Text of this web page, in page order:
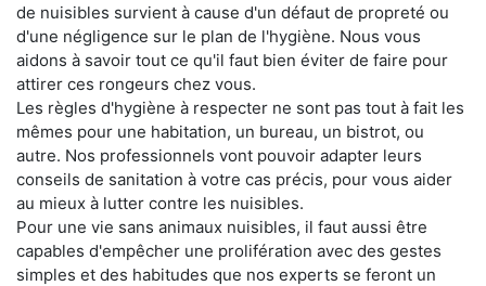
de nuisibles survient à cause d'un défaut de propreté ou
d'une négligence sur le plan de l'hygiène. Nous vous
aidons à savoir tout ce qu'il faut bien éviter de faire pour
attirer ces rongeurs chez vous.
Les règles d'hygiène à respecter ne sont pas tout à fait les
mêmes pour une habitation, un bureau, un bistrot, ou
autre. Nos professionnels vont pouvoir adapter leurs
conseils de sanitation à votre cas précis, pour vous aider
au mieux à lutter contre les nuisibles.
Pour une vie sans animaux nuisibles, il faut aussi être
capables d'empêcher une prolifération avec des gestes
simples et des habitudes que nos experts se feront un